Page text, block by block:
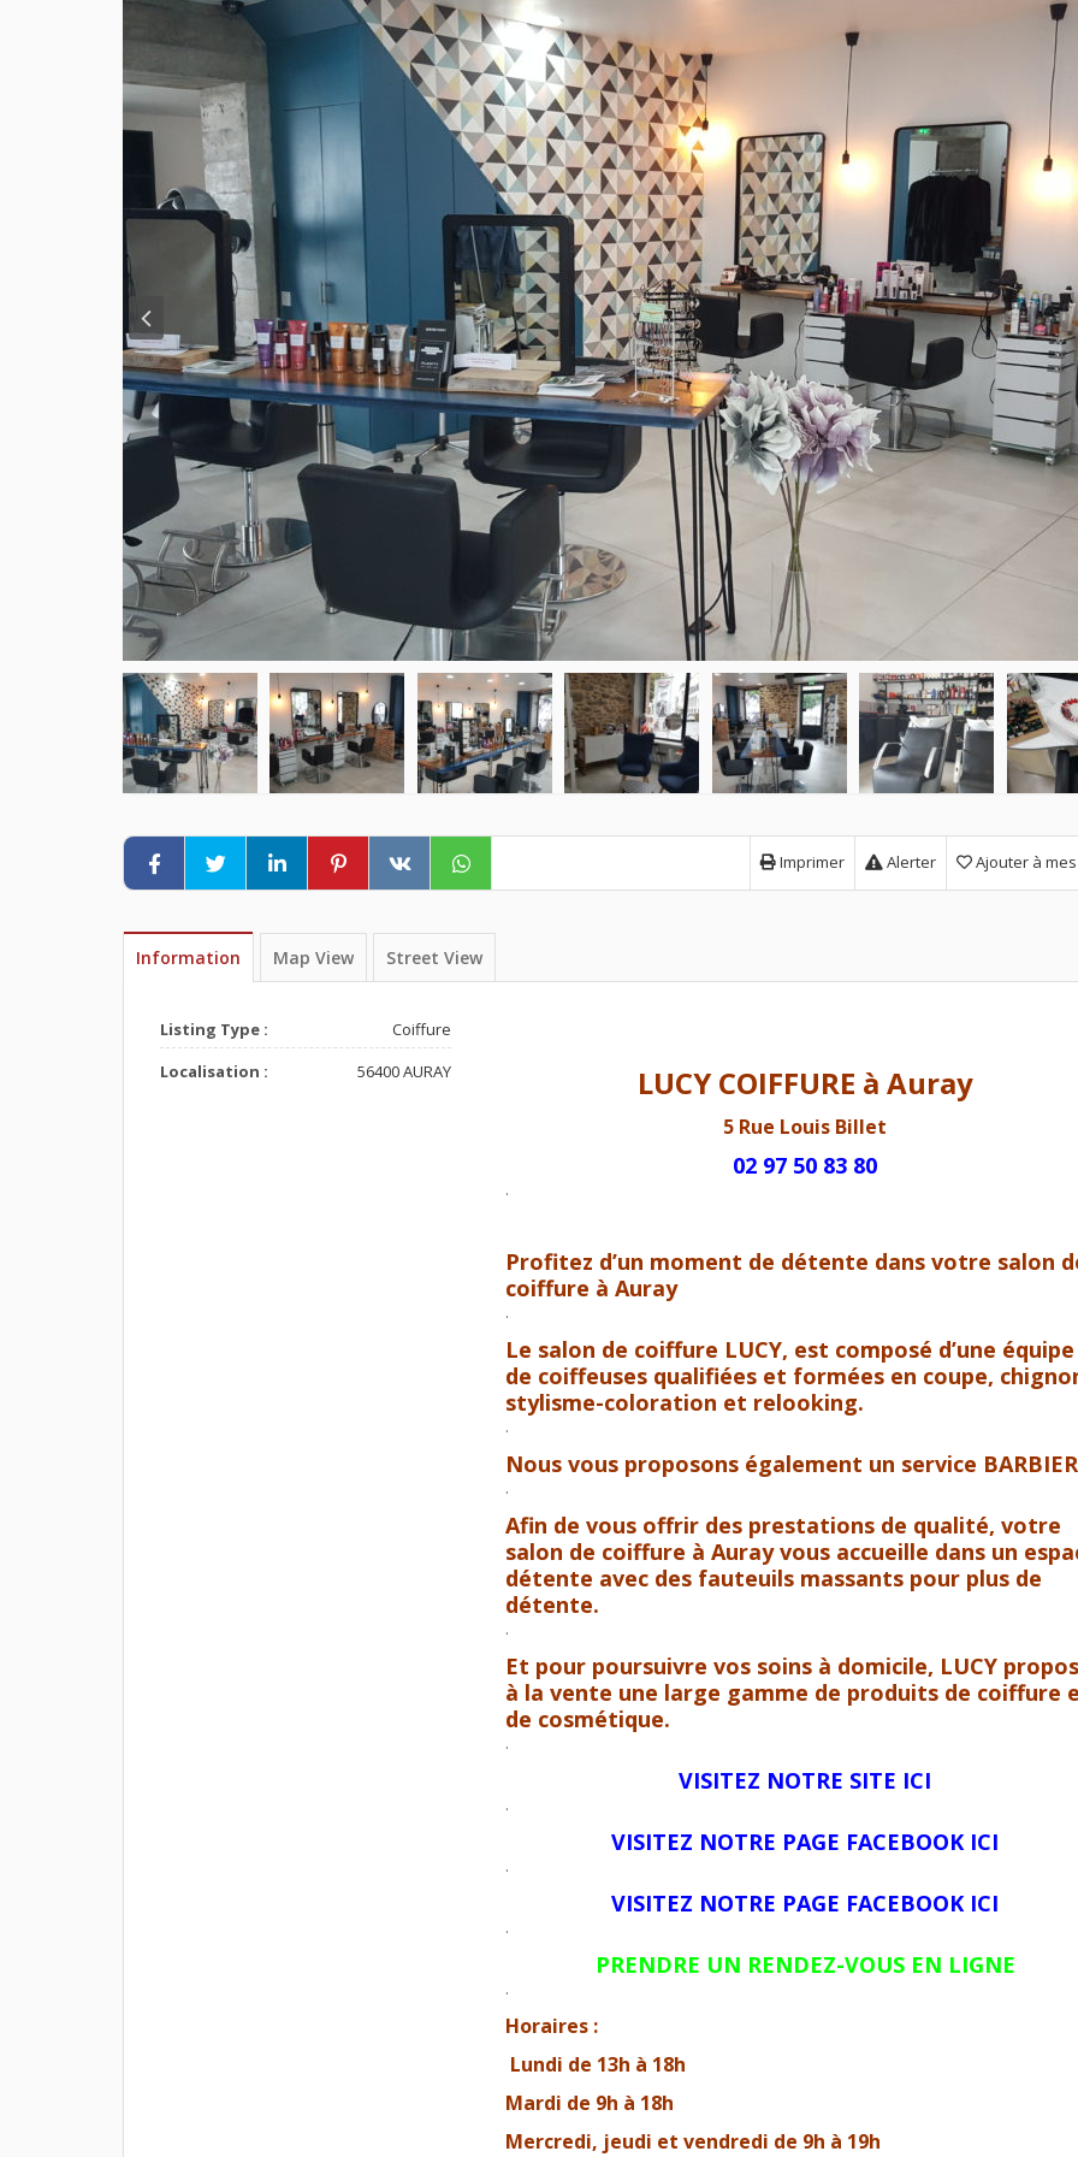
Ajouter à
Alerter
Imprimer
Information Map View Street View
Listing Type :
Coiffure
Localisation :
56400 AURAY LUCY COIFFURE à Auray
5 Rue Louis Billet
02 97 50 83 80
.
Profitez d’un moment de détente dans votre salon
coiffure à Auray
.
Le salon de coiffure LUCY, est composé d’une équipe
de coiffeuses qualifiées et formées en coupe,
stylisme-coloration et relooking.
.
Nous vous proposons également un service
.
Afin de vous offrir des prestations de qualité, votre
salon de coiffure à Aurayvous accueille dans un
détente avec desfauteuils massantspour plus de
détente.
.
Et pour poursuivre vos soins à domicile, LUCY
à la vente une large gamme de produits de coiffure
de cosmétique.
.
VISITEZ NOTRE SITE ICI
.
VISITEZ NOTRE PAGE FACEBOOK ICI
.
VISITEZ NOTRE PAGE FACEBOOK ICI
.
PRENDRE UN RENDEZ-VOUS EN LIGNE
.
Horaires :
Lundi de 13h à 18h
Mardi de 9h à 18h
Mercredi, jeudi et vendredi de 9h à 19h